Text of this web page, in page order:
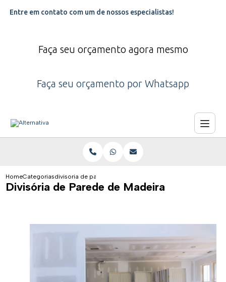
Entre em contato com um de nossos especialistas!
Faça seu orçamento agora mesmo
Faça seu orçamento por Whatsapp
HomeCategoriasdivisoria de parede de madeira
Divisória de Parede de Madeira